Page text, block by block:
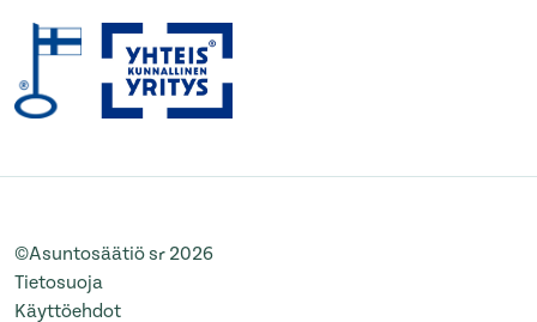
©Asuntosäätiö sr 2026
Tietosuoja
Käyttöehdot